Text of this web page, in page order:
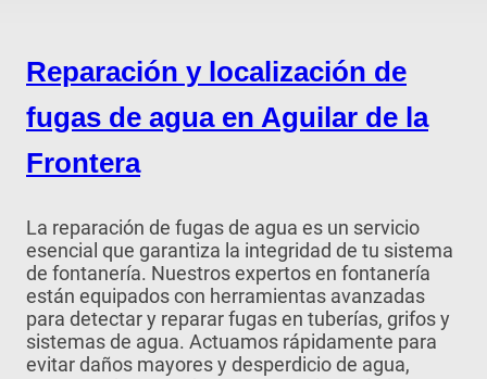
Reparación y localización de
fugas de agua en Aguilar de la
Frontera
La reparación de fugas de agua es un servicio
esencial que garantiza la integridad de tu sistema
de fontanería. Nuestros expertos en fontanería
están equipados con herramientas avanzadas
para detectar y reparar fugas en tuberías, grifos y
sistemas de agua. Actuamos rápidamente para
evitar daños mayores y desperdicio de agua,